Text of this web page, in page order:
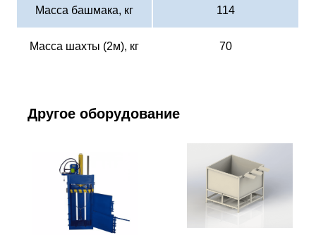
Масса башмака, кг 114
Масса шахты (2м), кг 70
Другое оборудование